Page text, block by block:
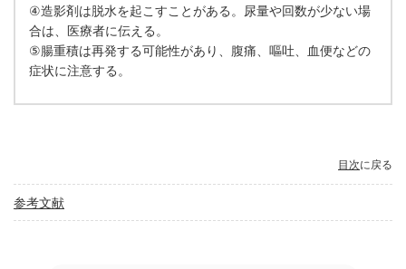
④造影剤は脱水を起こすことがある。尿量や回数が少ない場
合は、医療者に伝える。
⑤腸重積は再発する可能性があり、腹痛、嘔吐、血便などの
症状に注意する。
目次に戻る
参考文献